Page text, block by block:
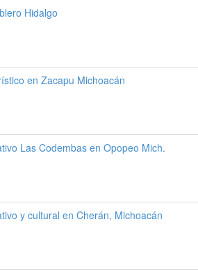
Hidalgo
en Zacapu Michoacán
Las Codembas en Opopeo Mich.
y cultural en Cherán, Michoacán